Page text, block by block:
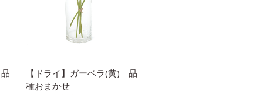
【ドライ】ガーベラ(黄) 品
種おまかせ